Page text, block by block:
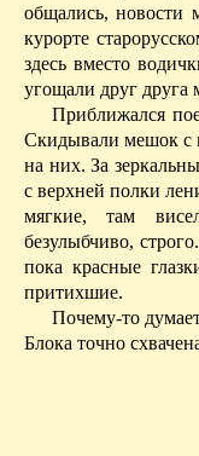
общались, новости
курорте
здесь вместо
угощали друг друга
Приближался
Скидывали мешок с
на них. За
с верхней полки
мягкие, там
безулыбчиво,
пока красные
притихшие.
Почему-то
Блока точно